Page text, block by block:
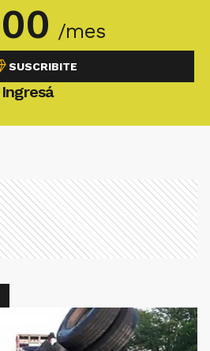
/mes
SUSCRIBITE
Ingresá